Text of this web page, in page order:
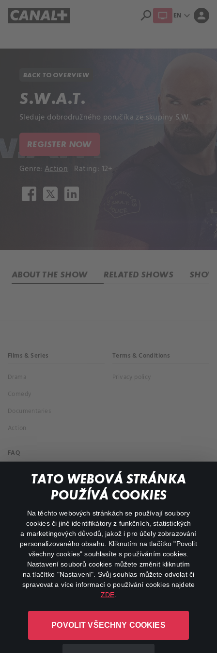
TATO WEBOVÁ STRÁNKA
POUŽÍVÁ COOKIES
Na těchto webových stránkách se používají soubory
cookies či jiné identifikátory z funkčních, statistických
a marketingových důvodů, jakož i pro účely zobrazování
personalizovaného obsahu. Kliknutím na tlačítko "Povolit
všechny cookies" souhlasíte s používáním cookies.
Nastavení souborů cookies můžete změnit kliknutím
na tlačítko "Nastavení". Svůj souhlas můžete odvolat či
spravovat a více informací o používání cookies najdete
ZDE
POVOLIT VŠECHNY COOKIES
search EN expand_more person
BACK TO OVERVIEW
S.W.A.T.
Sleduje dobrodružného poručíka ze skupiny S.W.
REGISTER NOW
Genre: Action Rating: 12+
ABOUT THE SHOW RELATED SHOWS
Films & Series
Drama
Comedy
Documentaries
Action
Terms & Conditions
Privacy policy
FAQ
My profile
facebookinstagram
youtube
L-1246 Luxembourg R.C.S.